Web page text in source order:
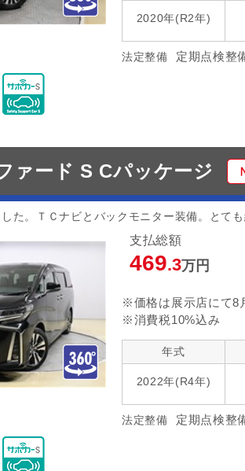
2020年(R2年)
法定整備 定期点検整
ァード S Cパッケージ
た。ＴＣナビとバックモニター装備。とて
支払総額
469.3万円
※価格は展示店にて8
※消費税10%込み
年式
2022年(R4年)
法定整備 定期点検整